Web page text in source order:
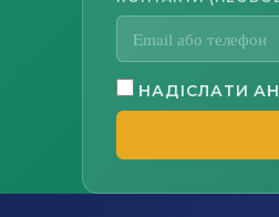
НАДІСЛАТИ